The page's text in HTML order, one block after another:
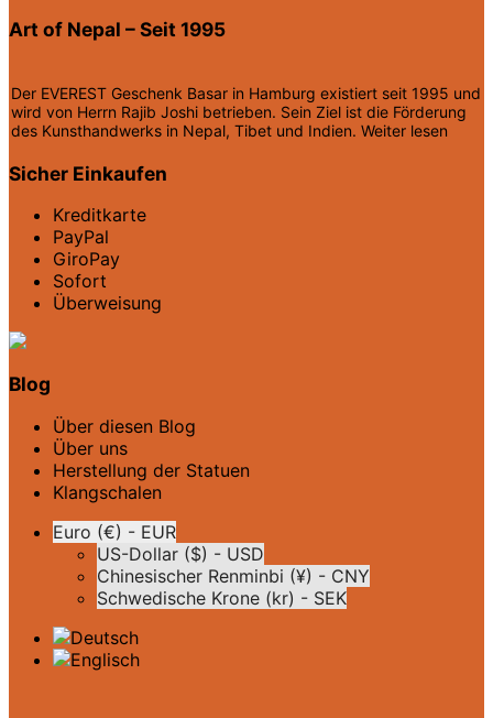
Art of Nepal – Seit 1995
Der EVEREST Geschenk Basar in Hamburg existiert seit 1995 und
wird von Herrn Rajib Joshi betrieben. Sein Ziel ist die Förderung
des Kunsthandwerks in Nepal, Tibet und Indien. Weiter lesen
Sicher Einkaufen
Kreditkarte
PayPal
GiroPay
Sofort
Überweisung
Blog
Über diesen Blog
Über uns
Herstellung der Statuen
Klangschalen
Euro (€) - EUR
US-Dollar ($) - USD
Chinesischer Renminbi (¥) - CNY
Schwedische Krone (kr) - SEK